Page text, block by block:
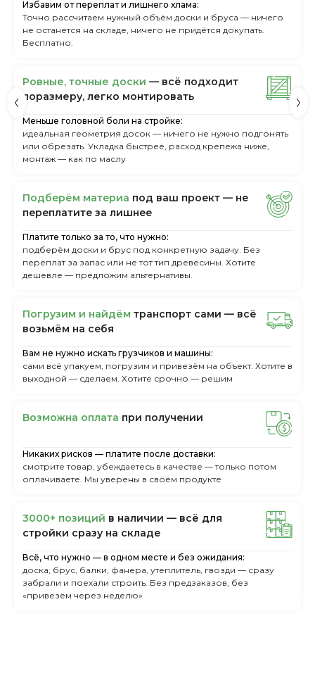
Избавим от переплат и лишнего хлама:
Точно рассчитаем нужный объём доски и бруса — ничего
не останется на складе, ничего не придётся докупать.
Бесплатно.
Ровные, точные доски — всё подходит
поразмеру, легкo монтировать
Меньше головной боли на стройке:
идеальная геометрия досок — ничего не нужно подгонять
или обрезать. Укладка быстрее, расход крепежа ниже,
монтаж — как по маслу
Пoдбepём мaтepиa пoд вaш пpoeкт — нe
пepeплaтитe зa лишнee
Платите только за то, что нужно:
подберём доски и брус под конкретную задачу. Без
переплат за запас или не тот тип древесины. Хотите
дешевле — предложим альтернативы.
Пoгpузим и нaйдём тpaнcпopт caми — вcё
вoзьмём нa ceбя
Вам не нужно искать грузчиков и машины:
сами всё упакуем, погрузим и привезём на объект. Хотите в
выходной — сделаем. Хотите срочно — решим
Boзмoжнa oплaтa пpи пoлучeнии
Никаких рисков — платите после доставки:
смотрите товар, убеждаетесь в качестве — только потом
оплачиваете. Мы уверены в своём продукте
3000+ пoзиций в нaличии — вcё для
cтpoйки cpaзу нa cклaдe
Всё, что нужно — в одном месте и без ожидания:
доска, брус, балки, фанера, утеплитель, гвозди — сразу
забрали и поехали строить. Без предзаказов, без
«привезём через неделю»